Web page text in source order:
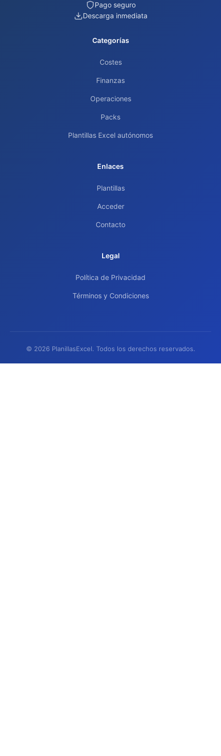
Pago seguro
Descarga inmediata
Categorías
Costes
Finanzas
Operaciones
Packs
Plantillas Excel autónomos
Enlaces
Plantillas
Acceder
Contacto
Legal
Política de Privacidad
Términos y Condiciones
© 2026 PlanillasExcel. Todos los derechos reservados.